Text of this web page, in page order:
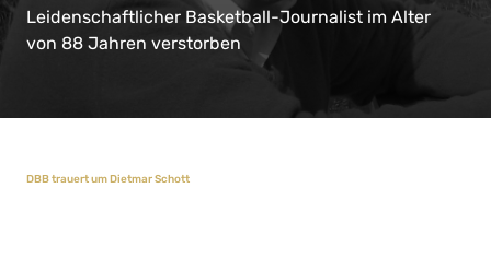
Leidenschaftlicher Basketball-Journalist im Alter
von 88 Jahren verstorben
DBB trauert um Dietmar Schott